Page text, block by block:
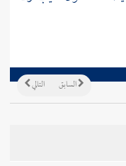
التالي السابق